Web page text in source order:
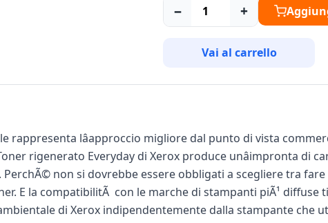
− +
Vai al carrello
lâapproccio migliore dal punto di vista
rigenerato Everyday di Xerox produce unâimpronta di
non si dovrebbe essere obbligati a scegliere tra
E la compatibilitÃ con le marche di stampanti piÃ¹
di Xerox indipendentemente dalla stampante che